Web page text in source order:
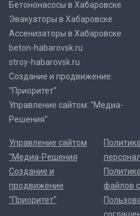
Бетононасосы в Хабаровске
Эвакуаторы в Хабаровске
Ассенизаторы в Хабаровске
beton-habarovsk.ru
stroy-habarovsk.ru
Создание и продвижение:
"Приоритет"
Управление сайтом: "Медиа-
Решения"
Управление сайтом
"Медиа-Решения
Создание и
продвижение
"Приоритет"
файлов